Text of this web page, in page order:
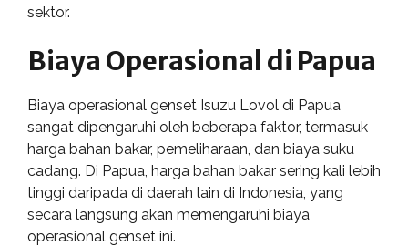
sektor.
Biaya Operasional di Papua
Biaya operasional genset Isuzu Lovol di Papua
sangat dipengaruhi oleh beberapa faktor, termasuk
harga bahan bakar, pemeliharaan, dan biaya suku
cadang. Di Papua, harga bahan bakar sering kali lebih
tinggi daripada di daerah lain di Indonesia, yang
secara langsung akan memengaruhi biaya
operasional genset ini.